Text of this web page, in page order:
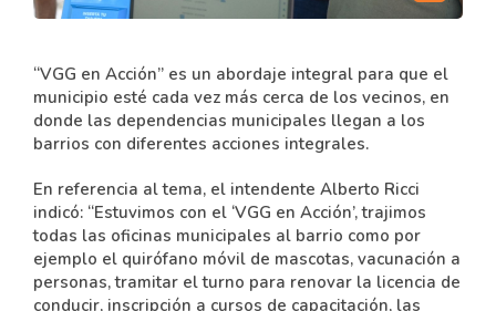
“VGG en Acción” es un abordaje integral para que el
municipio esté cada vez más cerca de los vecinos, en
donde las dependencias municipales llegan a los
barrios con diferentes acciones integrales.
En referencia al tema, el intendente Alberto Ricci
indicó: “Estuvimos con el ‘VGG en Acción’, trajimos
todas las oficinas municipales al barrio como por
ejemplo el quirófano móvil de mascotas, vacunación a
personas, tramitar el turno para renovar la licencia de
conducir, inscripción a cursos de capacitación, las